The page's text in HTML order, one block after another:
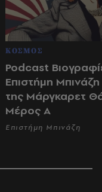
ΚΟΣΜΟΣ
Podcast
Επιστήμη
της Μάργκαρετ
Μέρος Α
Επιστήμη Μπινάζη